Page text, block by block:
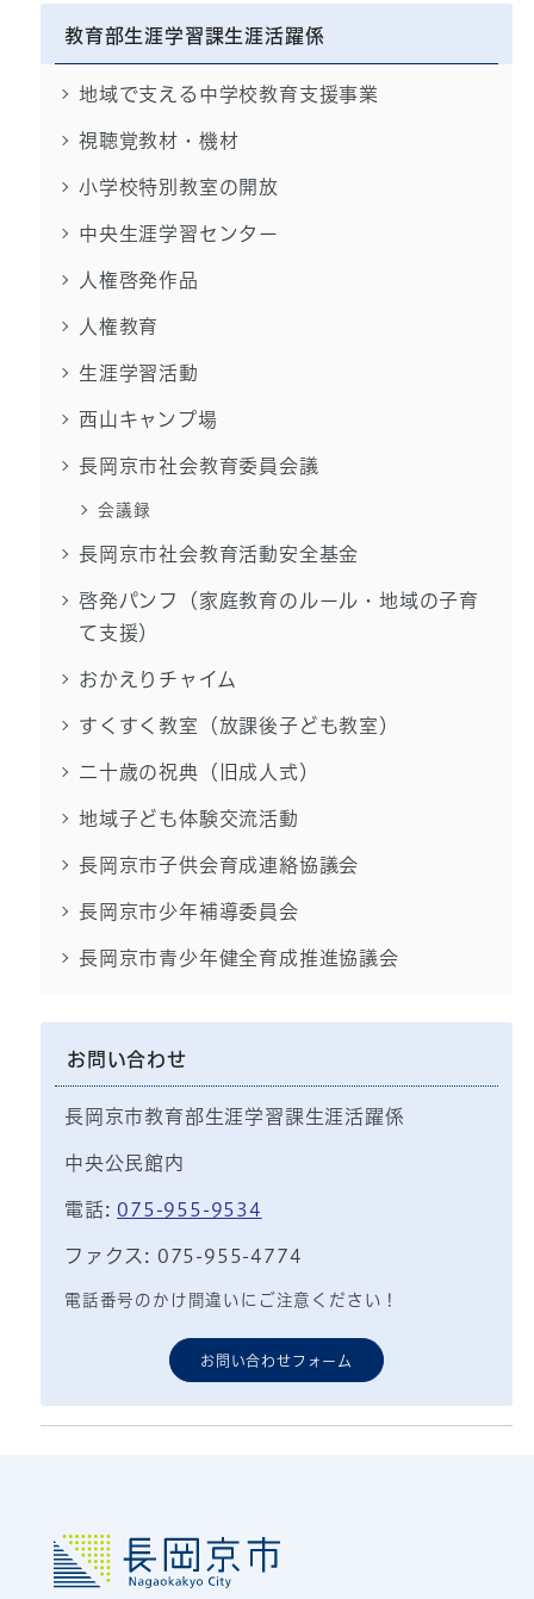
教育部生涯学習課生涯活躍係
地域で支える中学校教育支援事業
視聴覚教材・機材
小学校特別教室の開放
中央生涯学習センター
人権啓発作品
人権教育
生涯学習活動
西山キャンプ場
長岡京市社会教育委員会議
会議録
長岡京市社会教育活動安全基金
啓発パンフ（家庭教育のルール・地域の子育
て支援）
おかえりチャイム
すくすく教室（放課後子ども教室）
二十歳の祝典（旧成人式）
地域子ども体験交流活動
長岡京市子供会育成連絡協議会
長岡京市少年補導委員会
長岡京市青少年健全育成推進協議会
お問い合わせ
長岡京市教育部生涯学習課生涯活躍係
中央公民館内
電話: 075-955-9534
ファクス: 075-955-4774
電話番号のかけ間違いにご注意ください！
お問い合わせフォーム